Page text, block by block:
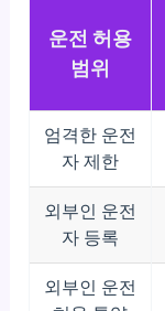
운전 허용
범위
엄격한 운전
자 제한
외부인 운전
자 등록
외부인 운전